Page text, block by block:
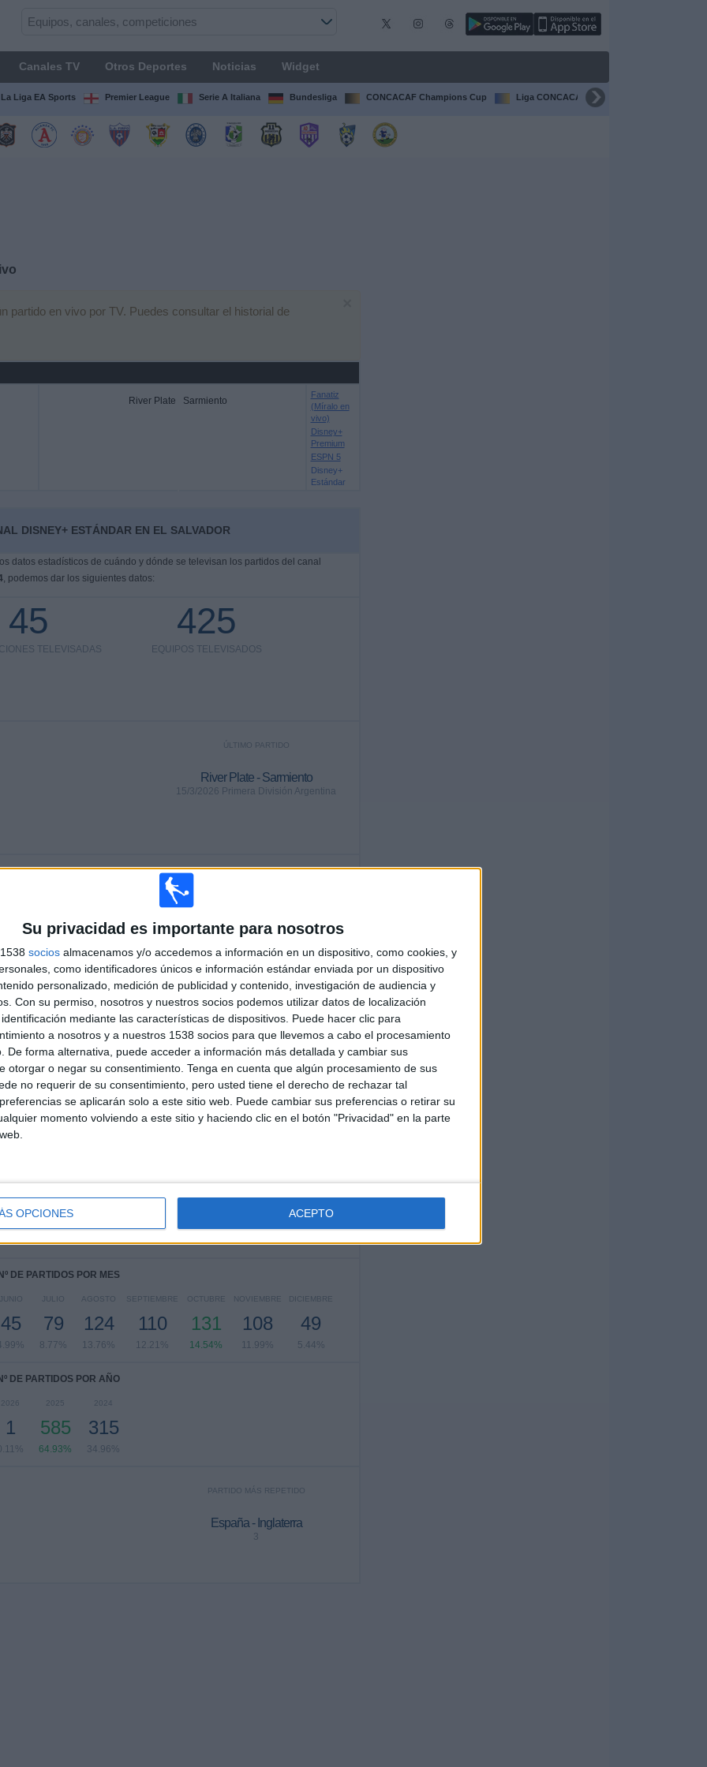
Su privacidad es importante para nosotros
socios almacenamos y/o accedemos a información en un dispositivo, como cookies, y
como identificadores únicos e información estándar enviada por un dispositivo
personalizado, medición de publicidad y contenido, investigación de audiencia y
Con su permiso, nosotros y nuestros socios podemos utilizar datos de localización
mediante las características de dispositivos. Puede hacer clic para
a nosotros y a nuestros 1538 socios para que llevemos a cabo el procesamiento
De forma alternativa, puede acceder a información más detallada y cambiar sus
otorgar o negar su consentimiento. Tenga en cuenta que algún procesamiento de sus
no requerir de su consentimiento, pero usted tiene el derecho de rechazar tal
se aplicarán solo a este sitio web. Puede cambiar sus preferencias o retirar su
momento volviendo a este sitio y haciendo clic en el botón "Privacidad" en la parte
OPCIONES ACEPTO
Canales TV Otros Deportes Noticias Widget
La Liga EA Sports Premier League Serie A Italiana Bundesliga CONCACAF Champions Cup Liga CONCACAF
partido en vivo por TV. Puedes consultar el historial de
River Plate Sarmiento
Fanatiz
(Míralo en
vivo)
Disney+
Premium
ESPN 5
Disney+
Estándar
DISNEY+ ESTÁNDAR EN EL SALVADOR
datos estadísticos de cuándo y dónde se televisan los partidos del canal
, podemos dar los siguientes datos:
45
TELEVISADAS
425
EQUIPOS TELEVISADOS
ÚLTIMO PARTIDO
River Plate - Sarmiento
15/3/2026 Primera División Argentina
Ranking equipos por nº de partidos Visitante
19 (2.11%)
Atalanta
18 (2%)
AC Milan
16 (1.78%)
Napoli
13 (1.44%)
Cagliari
12 (1.33%)
RANKING POR DEPORTES
Fútbol 901 (100%)
Ver ranking completo
87
9.66% 8.44% 23.2% 19.64%
Nº DE PARTIDOS POR MES
JUNIO
45
JULIO
79
8.77%
AGOSTO
124
13.76%
SEPTIEMBRE
110
12.21%
OCTUBRE
131
14.54%
NOVIEMBRE
108
11.99%
DICIEMBRE
49
5.44%
DE PARTIDOS POR AÑO
2026
1
2025
585
64.93%
2024
315
34.96%
PARTIDO MÁS REPETIDO
España - Inglaterra
3